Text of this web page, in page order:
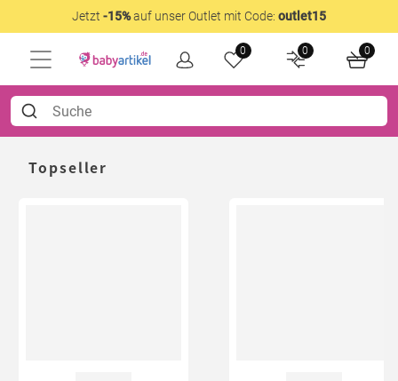
Jetzt -15%auf unser Outlet mit Code: outlet15
0 0 0
Topseller